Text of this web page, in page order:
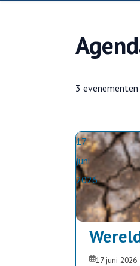
3
17
juni
2026
17 juni 2026